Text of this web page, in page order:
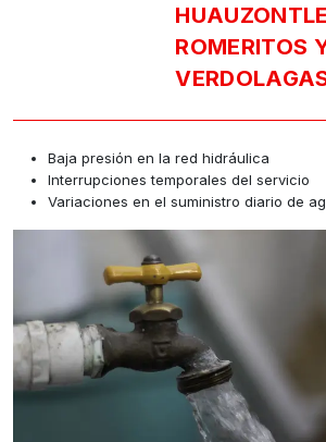
ROMERITOS
Baja presión en la red hidráulica
Interrupciones temporales del servicio
Variaciones en el suministro diario de